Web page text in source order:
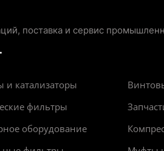
поставка и сервис
и катализаторы
фильтры
оборудование